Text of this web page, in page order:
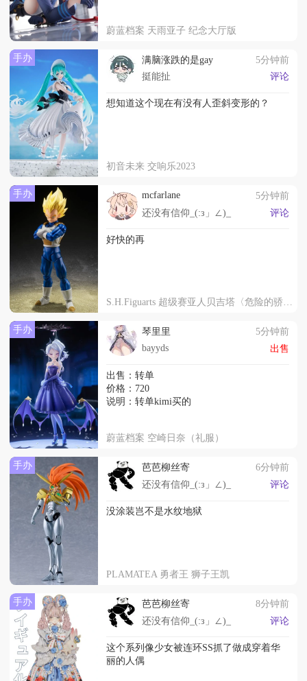
蔚蓝档案 天雨亚子 纪念大厅版
手办 满脑涨跌的是gay
5分钟前
挺能扯
评论
想知道这个现在有没有人歪斜变形的？
初音未来 交响乐2023
手办 mcfarlane
5分钟前
还没有信仰_(:з」∠)_
评论
好快的再
S.H.Figuarts 超级赛亚人贝吉塔〈危险的骄傲〉
手办 琴里里
5分钟前
bayyds
出售
出售：转单
价格：720
说明：转单kimi买的
蔚蓝档案 空崎日奈（礼服）
手办 芭芭柳丝寄
6分钟前
还没有信仰_(:з」∠)_
评论
没涂装岂不是水纹地狱
PLAMATEA 勇者王 狮子王凯
手办 芭芭柳丝寄
8分钟前
还没有信仰_(:з」∠)_
评论
这个系列像少女被连环SS抓了做成穿着华
丽的人偶